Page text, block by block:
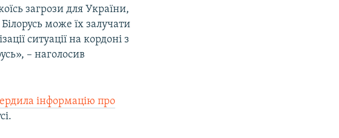
загрози для України,
може їх залучати
ситуації на кордоні з
– наголосив
інформацію про